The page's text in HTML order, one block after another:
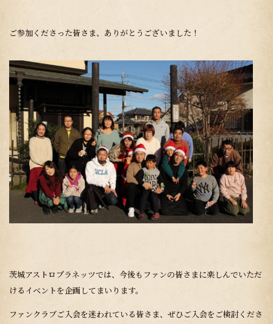
ご参加くださった皆さま、ありがとうございました！
茨城アストロプラネッツでは、今後もファンの皆さまに楽しんでいただ
けるイベントを企画してまいります。
ファンクラブご入会を迷われている皆さま、ぜひご入会をご検討くださ